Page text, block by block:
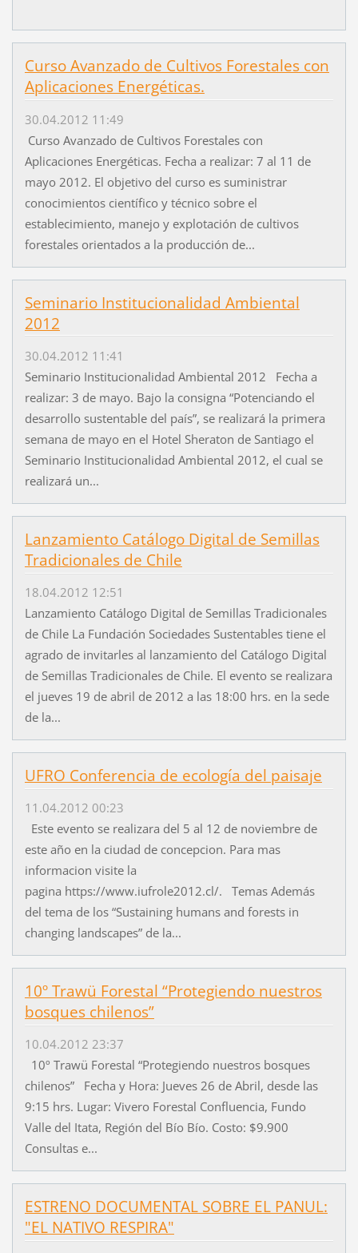
Curso Avanzado de Cultivos Forestales con
Aplicaciones Energéticas.
30.04.2012 11:49
Curso Avanzado de Cultivos Forestales con
Aplicaciones Energéticas. Fecha a realizar: 7 al 11 de
mayo 2012. El objetivo del curso es suministrar
conocimientos científico y técnico sobre el
establecimiento, manejo y explotación de cultivos
forestales orientados a la producción de...
Seminario Institucionalidad Ambiental
2012
30.04.2012 11:41
Seminario Institucionalidad Ambiental 2012 Fecha a
realizar: 3 de mayo. Bajo la consigna “Potenciando el
desarrollo sustentable del país”, se realizará la primera
semana de mayo en el Hotel Sheraton de Santiago el
Seminario Institucionalidad Ambiental 2012, el cual se
realizará un...
Lanzamiento Catálogo Digital de Semillas
Tradicionales de Chile
18.04.2012 12:51
Lanzamiento Catálogo Digital de Semillas Tradicionales
de Chile La Fundación Sociedades Sustentables tiene el
agrado de invitarles al lanzamiento del Catálogo Digital
de Semillas Tradicionales de Chile. El evento se realizara
el jueves 19 de abril de 2012 a las 18:00 hrs. en la sede
de la...
UFRO Conferencia de ecología del paisaje
11.04.2012 00:23
Este evento se realizara del 5 al 12 de noviembre de
este año en la ciudad de concepcion. Para mas
informacion visite la
pagina https://www.iufrole2012.cl/. Temas Además
del tema de los “Sustaining humans and forests in
changing landscapes” de la...
10º Trawü Forestal “Protegiendo nuestros
bosques chilenos”
10.04.2012 23:37
10º Trawü Forestal “Protegiendo nuestros bosques
chilenos” Fecha y Hora: Jueves 26 de Abril, desde las
9:15 hrs. Lugar: Vivero Forestal Confluencia, Fundo
Valle del Itata, Región del Bío Bío. Costo: $9.900
Consultas e...
ESTRENO DOCUMENTAL SOBRE EL PANUL:
"EL NATIVO RESPIRA"